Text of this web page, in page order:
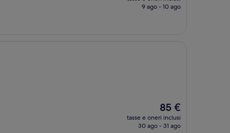
attuale
9 ago - 10 ago
Il
prezzo
attuale
85 €
tasse e oneri inclusi
30 ago - 31 ago